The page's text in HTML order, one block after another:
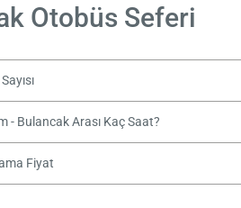
Otobüs Seferi
- Bulancak Arası Kaç Saat?
Fiyat